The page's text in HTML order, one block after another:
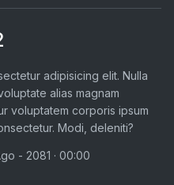
adipisicing elit. Nulla
alias magnam
voluptatem corporis ipsum
Modi, deleniti?
- 2081 · 00:00